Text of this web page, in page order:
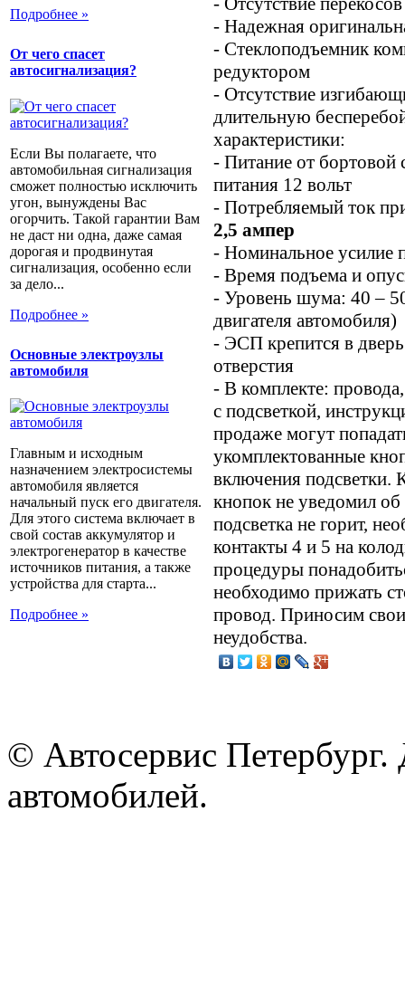
Подробнее »
От чего спасет
автосигнализация?
Если Вы полагаете, что
автомобильная сигнализация
сможет полностью исключить
угон, вынуждены Вас
огорчить. Такой гарантии Вам
не даст ни одна, даже самая
дорогая и продвинутая
сигнализация, особенно если
за дело...
Подробнее »
Основные электроузлы
автомобиля
Главным и исходным
назначением электросистемы
автомобиля является
начальный пуск его двигателя.
Для этого система включает в
свой состав аккумулятор и
электрогенератор в качестве
источников питания, а также
устройства для старта...
Подробнее »
- Надежная
- Стеклоподъемник
редуктором
- Отсутствие
длительную
характеристики:
- Питание от бортовой
питания 12 вольт
- Потребляемый ток
2,5 ампер
- Номинальное усилие
- Время подъема и
- Уровень шума: 40 –
двигателя автомобиля)
- ЭСП крепится в
отверстия
- В комплекте:
с подсветкой,
продаже могут
укомплектованные
включения подсветки.
кнопок не уведомил
подсветка не горит,
контакты 4 и 5 на
процедуры
необходимо прижать
провод. Приносим
неудобства.
© Автосервис
автомобилей.